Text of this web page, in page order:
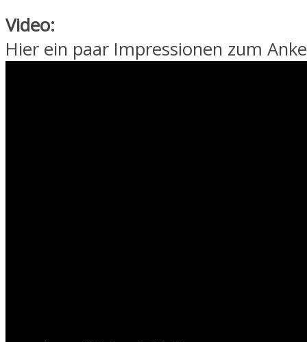
Video:
Hier ein paar Impressionen zum